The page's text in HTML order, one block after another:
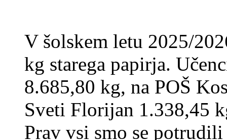
V šolskem letu 2025/
kg starega papirja.
8.685,80 kg, na POŠ
Sveti Florijan 1.338,45
Prav vsi smo se